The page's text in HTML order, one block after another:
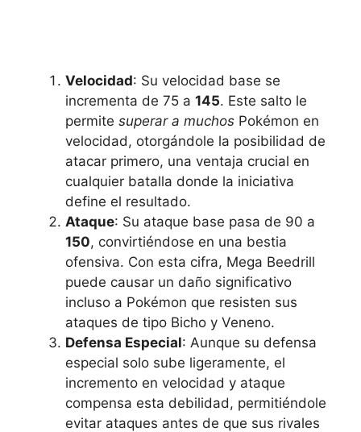
Velocidad: Su velocidad base se
incrementa de 75 a 145. Este salto le
permite superar a muchos Pokémon en
velocidad, otorgándole la posibilidad de
atacar primero, una ventaja crucial en
cualquier batalla donde la iniciativa
define el resultado.
Ataque: Su ataque base pasa de 90 a
150, convirtiéndose en una bestia
ofensiva. Con esta cifra, Mega Beedrill
puede causar un daño significativo
incluso a Pokémon que resisten sus
ataques de tipo Bicho y Veneno.
Defensa Especial: Aunque su defensa
especial solo sube ligeramente, el
incremento en velocidad y ataque
compensa esta debilidad, permitiéndole
evitar ataques antes de que sus rivales